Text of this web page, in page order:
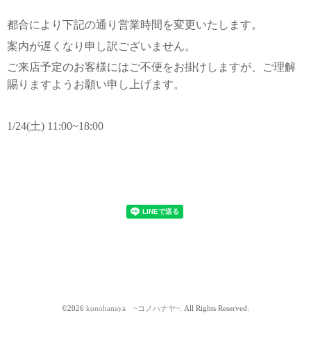
都合により下記の通り営業時間を変更いたします。
案内が遅くなり申し訳ございません。
ご来店予定のお客様にはご不便をお掛けしますが、ご理解
賜りますようお願い申し上げます。
1/24(土) 11:00~18:00
©2026 konohanaya ~コノハナヤ~ . All Rights Reserved.